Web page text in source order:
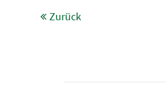
Zurück